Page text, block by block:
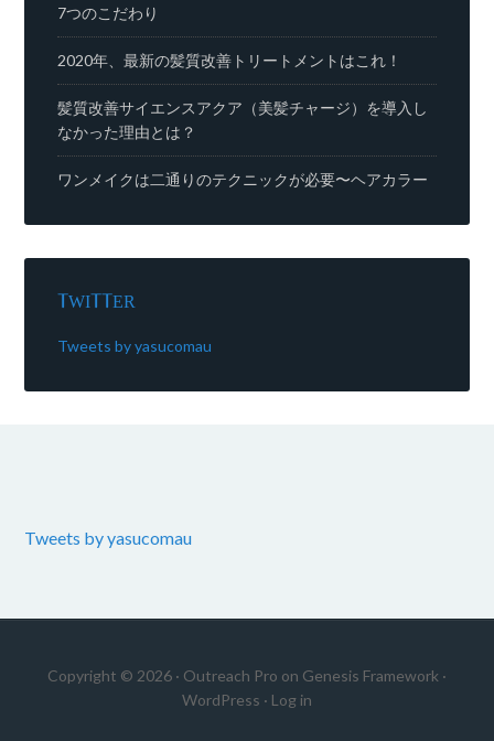
7つのこだわり
2020年、最新の髪質改善トリートメントはこれ！
髪質改善サイエンスアクア（美髪チャージ）を導入し
なかった理由とは？
ワンメイクは二通りのテクニックが必要〜ヘアカラー
TWITTER
Tweets by yasucomau
Tweets by yasucomau
Copyright © 2026 · Outreach Pro on Genesis Framework ·
WordPress · Log in